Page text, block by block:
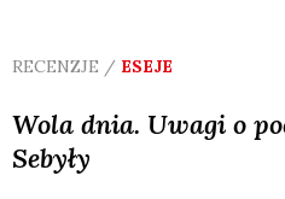
RECENZJE / ESEJE
Wola dnia. Uwagi o
Sebyły